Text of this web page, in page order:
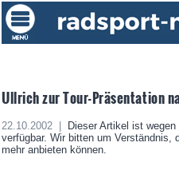
Ullrich zur Tour-Präsentation
22.10.2002 |
Dieser Artikel ist
verfügbar. Wir bitten um Verständnis,
mehr anbieten können.